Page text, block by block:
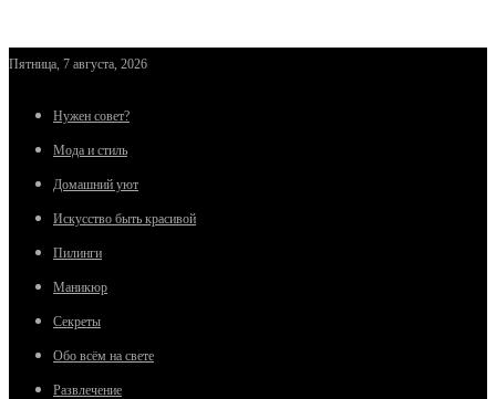
Пятница, 7 августа, 2026
Нужен совет?
Мода и стиль
Домашний уют
Искусство быть красивой
Пилинги
Маникюр
Секреты
Обо всём на свете
Развлечение